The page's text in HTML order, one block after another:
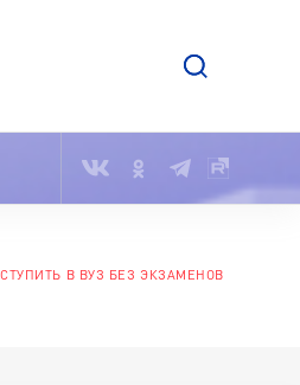
В ВУЗ БЕЗ ЭКЗАМЕНОВ